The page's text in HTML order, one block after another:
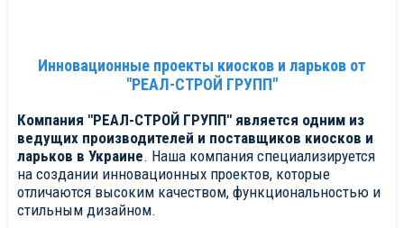
Инновационные проекты киосков и ларьков от
"РЕАЛ-СТРОЙ ГРУПП"
Компания "РЕАЛ-СТРОЙ ГРУПП" является одним из
ведущих производителей и поставщиков киосков и
ларьков в Украине. Наша компания специализируется
на создании инновационных проектов, которые
отличаются высоким качеством, функциональностью и
стильным дизайном.